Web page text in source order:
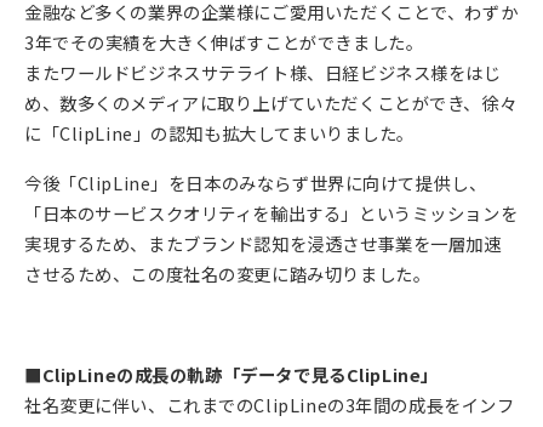
金融など多くの業界の企業様にご愛用いただくことで、わずか
3年でその実績を大きく伸ばすことができました。
またワールドビジネスサテライト様、日経ビジネス様をはじ
め、数多くのメディアに取り上げていただくことができ、徐々
に「ClipLine」の認知も拡大してまいりました。
今後「ClipLine」を日本のみならず世界に向けて提供し、
「日本のサービスクオリティを輸出する」というミッションを
実現するため、またブランド認知を浸透させ事業を一層加速
させるため、この度社名の変更に踏み切りました。
■ClipLineの成長の軌跡「データで見るClipLine」
社名変更に伴い、これまでのClipLineの3年間の成長をインフ